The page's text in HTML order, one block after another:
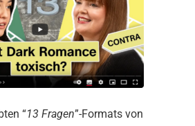
“13 Fragen”-Formats von